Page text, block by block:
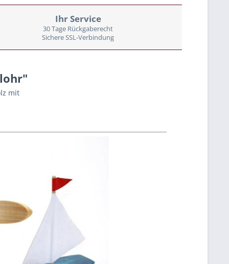
Ihr Service
30 Tage Rückgaberecht
Sichere SSL-Verbindung
mit